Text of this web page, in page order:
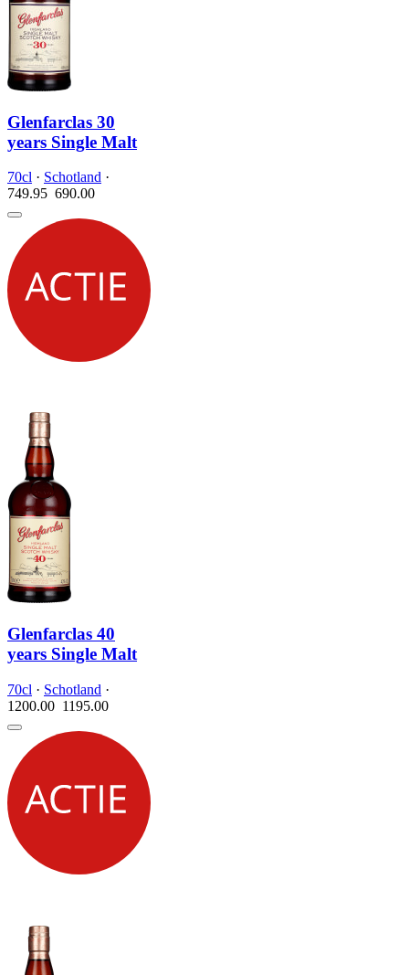
Glenfarclas 30
years Single Malt
70cl · Schotland ·
749.95 690.00
Glenfarclas 40
years Single Malt
70cl · Schotland ·
1200.00 1195.00